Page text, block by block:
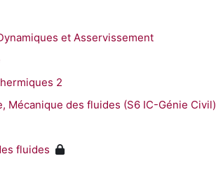
et Asservissement
2
Mécanique des fluides (S6 IC-Génie Civil)
fluides